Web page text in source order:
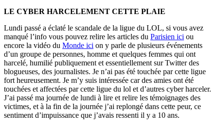
LE CYBER HARCELEMENT CETTE PLAIE
Lundi passé a éclaté le scandale de la ligue du LOL, si vous avez
manqué l’info vous pouvez relire les articles du Parisien ici ou
encore la vidéo du Monde ici on y parle de plusieurs événements
d’un groupe de personnes, homme et quelques femmes qui ont
harcelé, humilié publiquement et essentiellement sur Twitter des
blogueuses, des journalistes. Je n’ai pas été touchée par cette ligue
fort heureusement. Je m’y suis intéressée car des amies ont été
touchées et affectées par cette ligue du lol et d’autres cyber harceler.
J’ai passé ma journée de lundi à lire et relire les témoignages des
victimes, et à la fin de la journée j’ai replongé dans cette peur, ce
sentiment d’impuissance que j’avais ressenti il y a 10 ans.